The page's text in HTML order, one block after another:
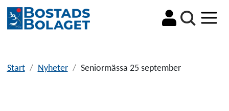
Sök
Start Nyheter Seniormässa 25 september